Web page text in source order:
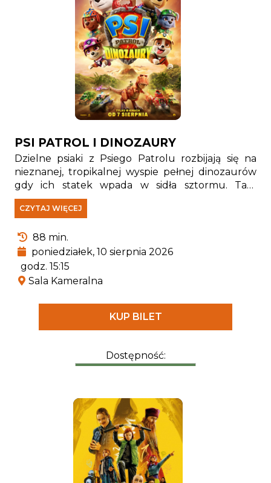
PSI PATROL I DINOZAURY
Dzielne psiaki z Psiego Patrolu rozbijają się na
nieznanej, tropikalnej wyspie pełnej dinozaurów
gdy ich statek wpada w sidła sztormu. Tam
spotykają Rexa — szczeniaka, który od lat jest
uwięziony na wyspie i stał się prawdziwym
pradawnymi gadami.
CZYTAJ WIĘCEJ
88 min.
poniedziałek, 10 sierpnia 2026
godz. 15:15
Sala Kameralna
KUP BILET
Dostępność: